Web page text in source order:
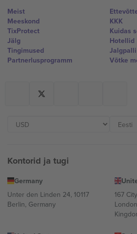
Meist
Meeskond
TixProtect
Jälg
Tingimused
Partnerlusprogramm
KKK
Kuidas
Hotellid
Võtke
Kontorid ja tugi
Germany
Unter den Linden 24, 10117
Berlin, Germany
167